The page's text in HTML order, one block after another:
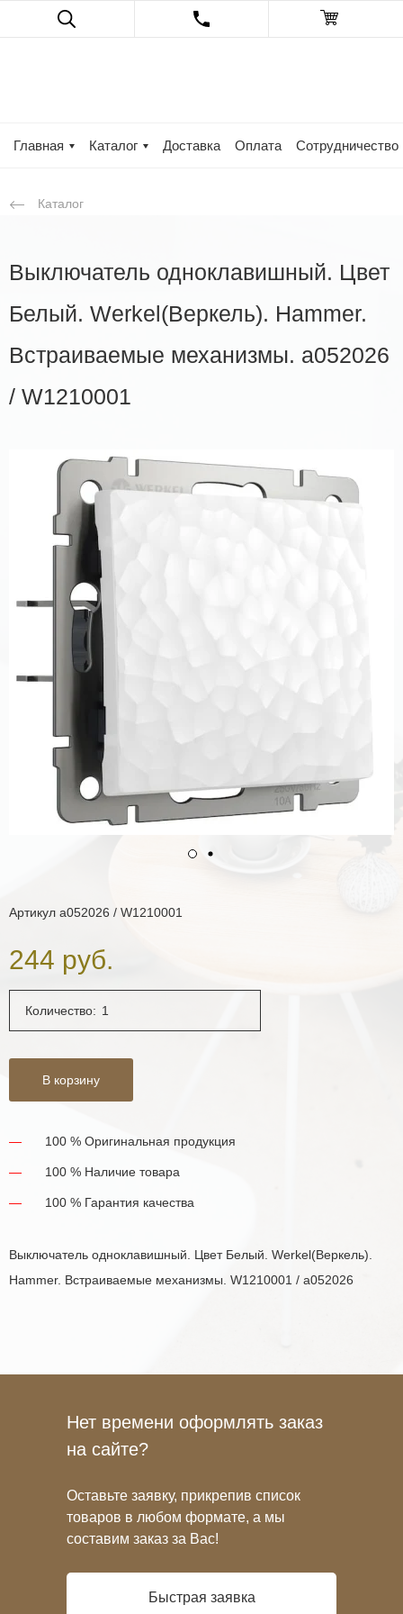
Главная Каталог Доставка Оплата Сотрудничество
Каталог
Выключатель одноклавишный. Цвет
Белый. Werkel(Веркель). Hammer.
Встраиваемые механизмы. a052026
/ W1210001
Артикул a052026 / W1210001
244 руб.
Количество:
В корзину
100 % Оригинальная продукция
100 % Наличие товара
100 % Гарантия качества
Выключатель одноклавишный. Цвет Белый. Werkel(Веркель).
Hammer. Встраиваемые механизмы. W1210001 / a052026
Нет времени оформлять заказ
на сайте?
Оставьте заявку, прикрепив список
товаров в любом формате, а мы
составим заказ за Вас!
Быстрая заявка